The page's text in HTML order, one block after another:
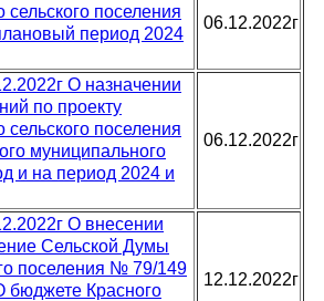
поселения
период 2024
06.12.2022г
О назначении
по проекту
поселения
муниципального
и на период 2024 и
06.12.2022г
О внесении
Сельской Думы
поселения № 79/149
бюджете Красного
12.12.2022г